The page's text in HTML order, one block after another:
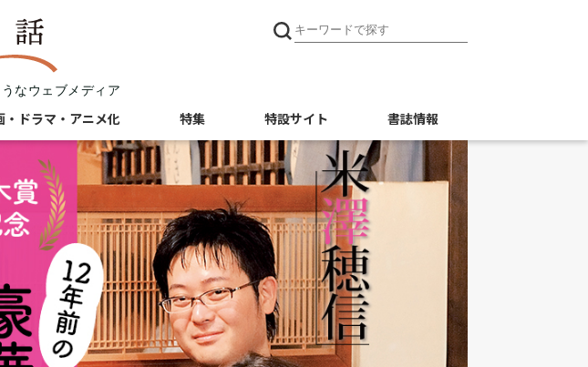
なウェブメディア
・ドラマ・アニメ化 特集 特設サイト 書誌情報